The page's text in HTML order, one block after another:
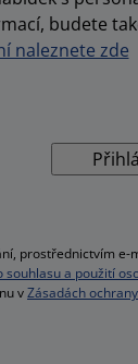
budete
naleznete zde
prostřednictvím e-
souhlasu a použití
vZásadách